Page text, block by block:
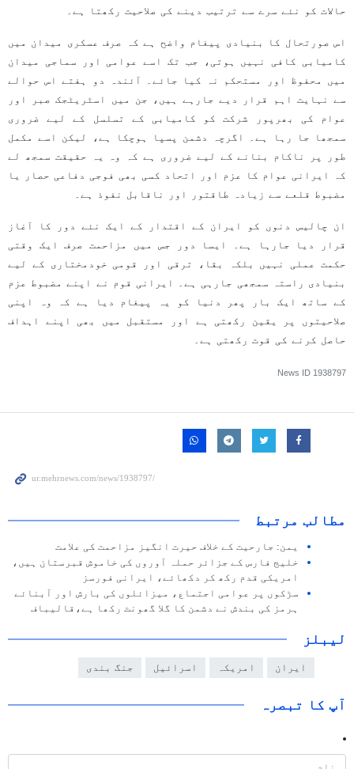
حالات کو نئے سرے سے ترتیب دینے کی صلاحیت رکھتا ہے۔
اس صورتحال کا بنیادی پیغام واضح ہے کہ صرف عسکری میدان میں
کامیابی کافی نہیں ہوتی، جب تک اسے عوامی اور سماجی میدان
میں محفوظ اور مستحکم نہ کیا جائے۔ آئندہ دو ہفتے اس حوالے
سے نہایت اہم قرار دیے جارہے ہیں، جن میں اسٹریٹجک صبر اور
عوام کی بھرپور شرکت کو کامیابی کے تسلسل کے لیے ضروری
سمجھا جا رہا ہے۔ اگرچہ دشمن پسپا ہوچکا ہے، لیکن اسے مکمل
طور پر ناکام بنانے کے لیے ضروری ہے کہ وہ یہ حقیقت سمجھ لے
کہ ایرانی عوام کا عزم اور اتحاد کسی بھی فوجی دفاعی حصار یا
مضبوط قلعے سے زیادہ طاقتور اور ناقابل نفوذ ہے۔
ان چالیس دنوں کو ایران کے اقتدار کے ایک نئے دور کا آغاز
قرار دیا جارہا ہے۔ ایسا دور جس میں مزاحمت صرف ایک وقتی
حکمت عملی نہیں بلکہ بقا، ترقی اور قومی خودمختاری کے لیے
بنیادی راستہ سمجھی جارہی ہے۔ ایرانی قوم نے اپنے مضبوط عزم
کے ساتھ ایک بار پھر دنیا کو یہ پیغام دیا ہے کہ وہ اپنی
صلاحیتوں پر یقین رکھتی ہے اور مستقبل میں بھی اپنے اہداف
حاصل کرنے کی قوت رکھتی ہے۔
News ID 1938797
مطالب مرتبط
یمن: جارحیت کے خلاف حیرت انگیز مزاحمت کی علامت
خلیج فارس کے جزائر حملہ آوروں کی خاموش قبرستان ہیں،
امریکی قدم رکھ کر دکھائے، ایرانی فورسز
سڑکوں پر عوامی اجتماع، میزائلوں کی بارش اور آبنائے
ہرمز کی بندش نے دشمن کا گلا گھونٹ رکھا ہے،قالیباف
لیبلز
ایران امریکہ اسرائیل جنگ بندی
آپ کا تبصرہ